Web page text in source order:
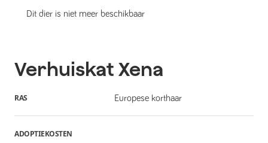
Dit dier is niet meer beschikbaar
Verhuiskat Xena
RAS Europese korthaar
ADOPTIEKOSTEN